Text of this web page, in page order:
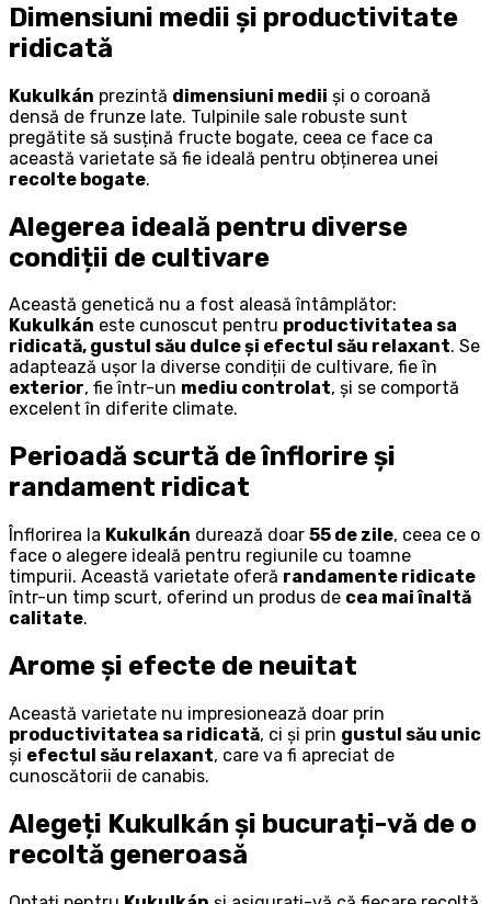
Dimensiuni medii și productivitate
ridicată
Kukulkán prezintă dimensiuni medii și o coroană
densă de frunze late. Tulpinile sale robuste sunt
pregătite să susțină fructe bogate, ceea ce face ca
această varietate să fie ideală pentru obținerea unei
recolte bogate.
Alegerea ideală pentru diverse
condiții de cultivare
Această genetică nu a fost aleasă întâmplător:
Kukulkán este cunoscut pentru productivitatea sa
ridicată, gustul său dulce și efectul său relaxant. Se
adaptează ușor la diverse condiții de cultivare, fie în
exterior, fie într-un mediu controlat, și se comportă
excelent în diferite climate.
Perioadă scurtă de înflorire și
randament ridicat
Înflorirea la Kukulkán durează doar 55 de zile, ceea ce o
face o alegere ideală pentru regiunile cu toamne
timpurii. Această varietate oferă randamente ridicate
într-un timp scurt, oferind un produs de cea mai înaltă
calitate.
Arome și efecte de neuitat
Această varietate nu impresionează doar prin
productivitatea sa ridicată, ci și prin gustul său unic
și efectul său relaxant, care va fi apreciat de
cunoscătorii de canabis.
Alegeți Kukulkán și bucurați-vă de o
recoltă generoasă